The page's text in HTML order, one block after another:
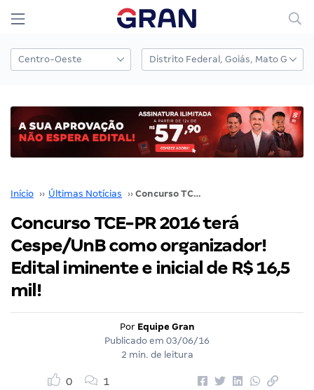
Início ›› Últimas Notícias ›› Concurso TCE-PR 2016 terá Cespe/UnB como organizador! Edital iminente e inicial de R$ 16,5 mil!
Concurso TCE-PR 2016 terá
Cespe/UnB como organizador!
Edital iminente e inicial de R$ 16,5
mil!
Por Equipe Gran
Publicado em 03/06/16
2 min. de leitura
0 1